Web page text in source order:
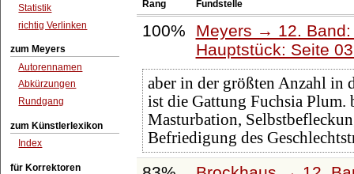
Statistik
richtig Verlinken
zum Meyers
Autorennamen
Abkürzungen
Rundgang
zum Künstlerlexikon
Index
für Korrektoren
Rang Fundstelle
100%
Meyers → 12.
Hauptstück: Seite
aber in der größten Anzahl in
ist die Gattung Fuchsia Plum.
Masturbation,
Befriedigung des